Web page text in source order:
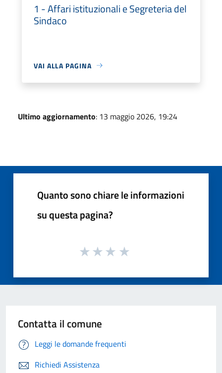
1 - Affari istituzionali e Segreteria del
Sindaco
VAI ALLA PAGINA
Ultimo aggiornamento: 13 maggio 2026, 19:24
Quanto sono chiare le informazioni
su questa pagina?
Contatta il comune
Leggi le domande frequenti
Richiedi Assistenza